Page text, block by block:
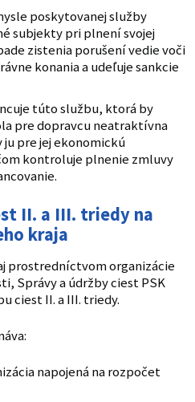
poskytovanej služby
subjekty pri plnení svojej
zistenia porušení vedie voči
konania a udeľuje sankcie
túto službu, ktorá by
pre dopravcu neatraktívna
pre jej ekonomickú
kontroluje plnenie zmluvy
II. a III. triedy na
kraja
prostredníctvom organizácie
Správy a údržby ciest PSK
ciest II. a III. triedy.
napojená na rozpočet